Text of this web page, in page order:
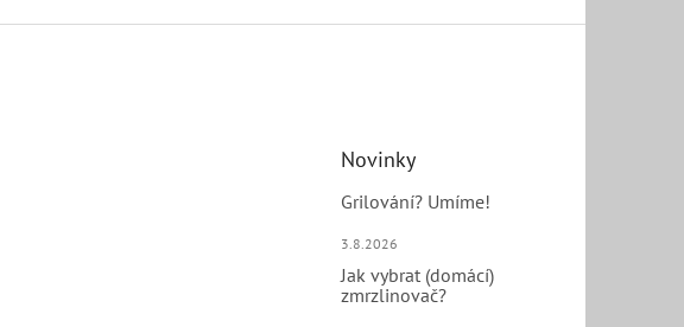
Novinky
Grilování? Umíme!
3.8.2026
Jak vybrat (domácí)
zmrzlinovač?